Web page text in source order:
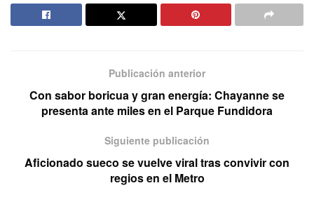
Publicación anterior
Con sabor boricua y gran energía: Chayanne se
presenta ante miles en el Parque Fundidora
Siguiente publicación
Aficionado sueco se vuelve viral tras convivir con
regios en el Metro